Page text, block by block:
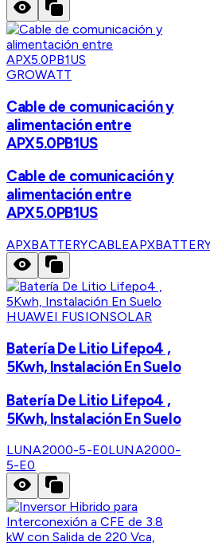
GROWATT
Cable de comunicación y
alimentación entre
APX5.0PB1US
Cable de comunicación y
alimentación entre
APX5.0PB1US
APXBATTERYCABLE
HUAWEI FUSIONSOLAR
Batería De Litio Lifepo4 ,
5Kwh, Instalación En Suelo
Batería De Litio Lifepo4 ,
5Kwh, Instalación En Suelo
LUNA2000-5-E0LUNA2000-
5-E0